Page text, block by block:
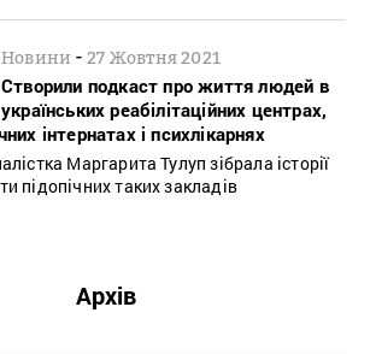
Новини -27 Жовтня 2021
Створили подкаст про життя людей в
українських реабілітаційних центрах,
інтернатах і психлікарнях
Маргарита Тулуп зібрала історії
підопічних таких закладів
Архів